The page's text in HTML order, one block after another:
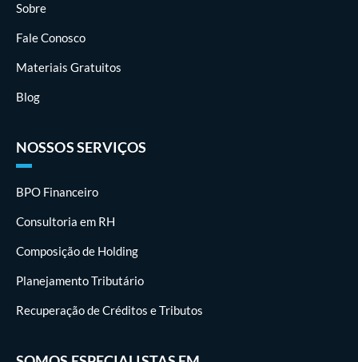
Sobre
Fale Conosco
Materiais Gratuitos
Blog
NOSSOS SERVIÇOS
BPO Financeiro
Consultoria em RH
Composição de Holding
Planejamento Tributário
Recuperação de Créditos e Tributos